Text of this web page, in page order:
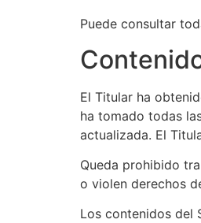
Puede consultar
El Titular ha
ha tomado todas
actualizada. El
Queda prohibido
o violen derechos
Los contenidos del